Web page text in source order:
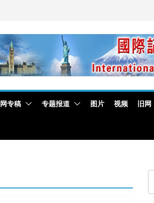
专稿 专题报道 图片 视频 旧网